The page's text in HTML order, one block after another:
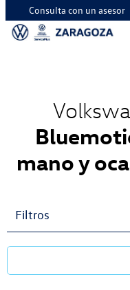
Consulta con un asesor
mano y
Filtros